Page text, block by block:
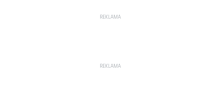
REKLAMA
REKLAMA